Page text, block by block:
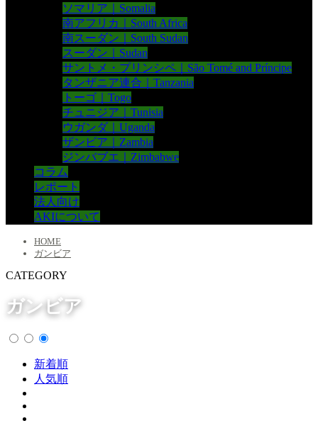
ソマリア｜Somalia
南アフリカ｜South Africa
南スーダン｜South Sudan
スーダン｜Sudan
サントメ・プリンシペ｜São Tomé and Príncipe
タンザニア連合｜Tanzania
トーゴ｜Togo
チュニジア｜Tunisia
ウガンダ｜Uganda
ザンビア｜Zambia
ジンバブエ｜Zimbabwe
コラム
レポート
法人向け
AKIについて
HOME
ガンビア
CATEGORY
ガンビア
新着順
人気順